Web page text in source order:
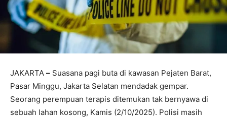
JAKARTA – Suasana pagi buta di kawasan Pejaten Barat,
Pasar Minggu, Jakarta Selatan mendadak gempar.
Seorang perempuan terapis ditemukan tak bernyawa di
sebuah lahan kosong, Kamis (2/10/2025). Polisi masih